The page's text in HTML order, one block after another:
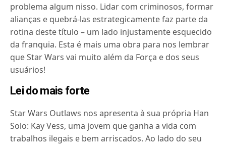
problema algum nisso. Lidar com criminosos, formar
alianças e quebrá-las estrategicamente faz parte da
rotina deste título – um lado injustamente esquecido
da franquia. Esta é mais uma obra para nos lembrar
que Star Wars vai muito além da Força e dos seus
usuários!
Lei do mais forte
Star Wars Outlaws nos apresenta à sua própria Han
Solo: Kay Vess, uma jovem que ganha a vida com
trabalhos ilegais e bem arriscados. Ao lado do seu